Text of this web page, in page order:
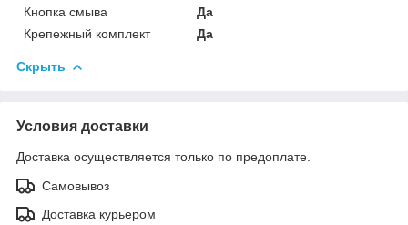
Кнопка смыва
Да
Крепежный комплект
Да
Скрыть
Условия доставки
Доставка осуществляется только по предоплате.
Самовывоз
Доставка курьером